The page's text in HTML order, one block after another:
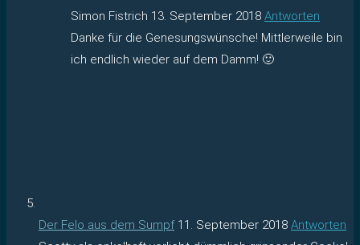
Simon Fistrich 13. September 2018 Antworten
Danke für die Genesungswünsche! Mittlerweile bin
ich endlich wieder auf dem Damm! 🙂
Der Felo aus dem Sumpf 11. September 2018 Antworten